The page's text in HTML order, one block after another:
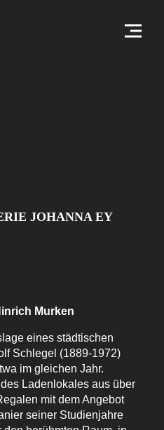
JOHANNA EY
Murken
eines städtischen
Schlegel (1889-1972)
im gleichen Jahr.
Ladenlokales aus über
mit dem Angebot
seiner Studienjahre